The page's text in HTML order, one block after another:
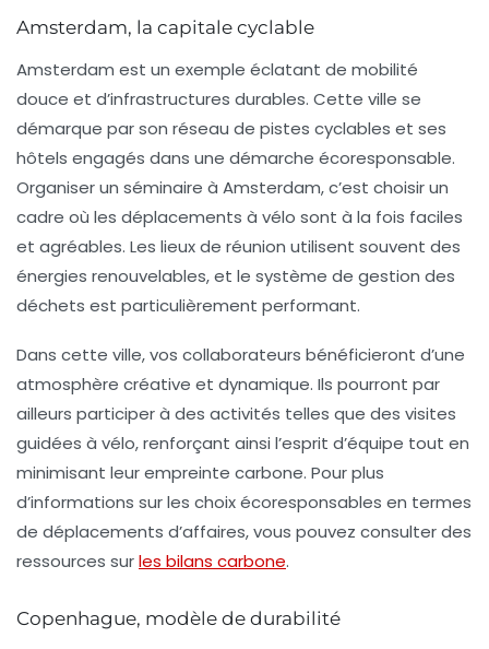
Amsterdam, la capitale cyclable
Amsterdam est un exemple éclatant de mobilité
douce et d’infrastructures durables. Cette ville se
démarque par son réseau de pistes cyclables et ses
hôtels engagés dans une démarche écoresponsable.
Organiser un séminaire à Amsterdam, c’est choisir un
cadre où les déplacements à vélo sont à la fois faciles
et agréables. Les lieux de réunion utilisent souvent des
énergies renouvelables, et le système de gestion des
déchets est particulièrement performant.
Dans cette ville, vos collaborateurs bénéficieront d’une
atmosphère créative et dynamique. Ils pourront par
ailleurs participer à des activités telles que des visites
guidées à vélo, renforçant ainsi l’esprit d’équipe tout en
minimisant leur empreinte carbone. Pour plus
d’informations sur les choix écoresponsables en termes
de déplacements d’affaires, vous pouvez consulter des
ressources surles bilans carbone.
Copenhague, modèle de durabilité